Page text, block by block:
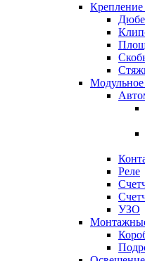
Крепление
Модульное
Реле
УЗО